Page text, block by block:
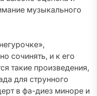
музыкального
сочинять, и к его
такие произведения,
для струнного
в фа-диез миноре и